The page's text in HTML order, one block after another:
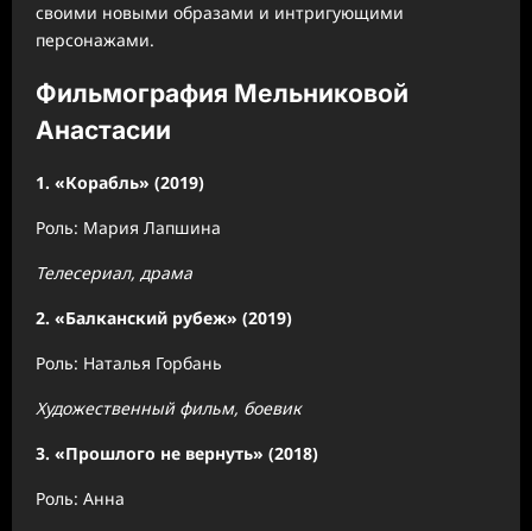
своими новыми образами и интригующими
персонажами.
Фильмография Мельниковой
Анастасии
1. «Корабль» (2019)
Роль: Мария Лапшина
Телесериал, драма
2. «Балканский рубеж» (2019)
Роль: Наталья Горбань
Художественный фильм, боевик
3. «Прошлого не вернуть» (2018)
Роль: Анна